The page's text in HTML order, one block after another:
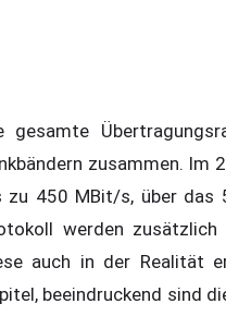
gesamte
zusammen. Im
zu 450 MBit/s, über das
werden
auch in der Realität
beeindruckend sind